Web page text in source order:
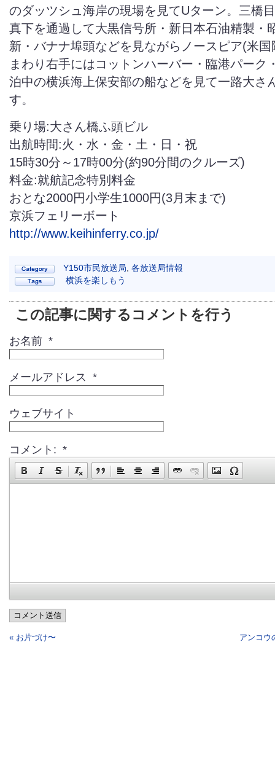
のダッツシュ海岸の現場を見てUターン。三橋
真下を通過して大黒信号所・新日本石油精製・
新・バナナ埠頭などを見ながらノースピア(米
まわり右手にはコットンハーバー・臨港パーク
泊中の横浜海上保安部の船などを見て一路大さ
す。
乗り場:大さん橋ふ頭ビル
出航時間:火・水・金・土・日・祝
15時30分～17時00分(約90分間のクルーズ)
料金:就航記念特別料金
おとな2000円小学生1000円(3月末まで)
京浜フェリーボート
http://www.keihinferry.co.jp/
Y150市民放送局, 各放送局情報
横浜を楽しもう
この記事に関するコメントを行う
お名前 *
メールアドレス *
ウェブサイト
コメント: *
コメント送信
« お片づけ〜 アンコウ